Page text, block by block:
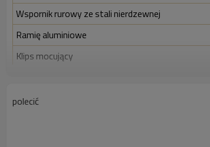
Wspornik rurowy ze stali nierdzewnej
Ramię aluminiowe
Klips mocujący
Śruba w kształcie litery T
polecić